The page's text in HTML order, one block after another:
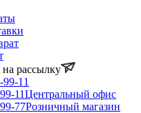
рассылку
11
11Центральный офис
77Розничный магазин